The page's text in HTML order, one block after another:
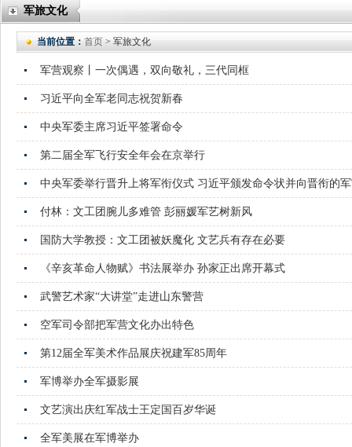
军旅文化
当前位置： 首页 > 军旅文化
军营观察丨一次偶遇，双向敬礼，三代同框
习近平向全军老同志祝贺新春
中央军委主席习近平签署命令
第二届全军飞行安全年会在京举行
中央军委举行晋升上将军衔仪式 习近平颁发命令状并向晋衔的
付林：文工团腕儿多难管 彭丽媛军艺树新风
国防大学教授：文工团被妖魔化 文艺兵有存在必要
《辛亥革命人物赋》书法展举办 孙家正出席开幕式
武警艺术家“大讲堂”走进山东警营
空军司令部把军营文化办出特色
第12届全军美术作品展庆祝建军85周年
军博举办全军摄影展
文艺演出庆红军战士王定国百岁华诞
全军美展在军博举办